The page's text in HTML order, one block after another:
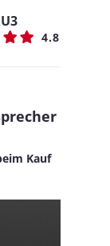
4.8
Kauf